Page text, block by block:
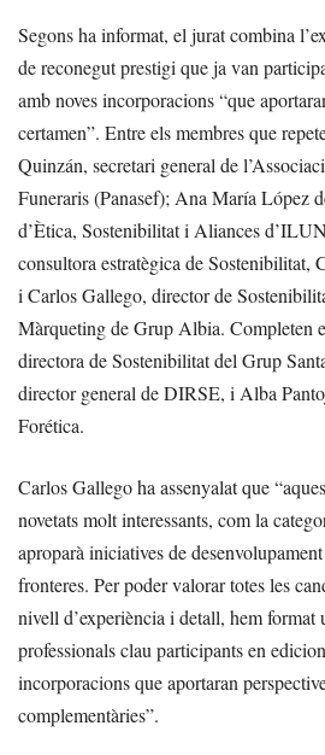
Segons ha informat, el jurat combina
de reconegut prestigi que ja van
amb noves incorporacions “que
certamen”. Entre els membres que
Quinzán, secretari general de
Funeraris (Panasef); Ana María López
d’Ètica, Sostenibilitat i Aliances
consultora estratègica de Sostenibilitat,
i Carlos Gallego, director de
Màrqueting de Grup Albia. Completen
directora de Sostenibilitat del Grup
director general de DIRSE, i Alba
Forética.
Carlos Gallego ha assenyalat que
novetats molt interessants, com la
aproparà iniciatives de
fronteres. Per poder valorar totes les
nivell d’experiència i detall, hem format
professionals clau participants en
incorporacions que aportaran
complementàries”.